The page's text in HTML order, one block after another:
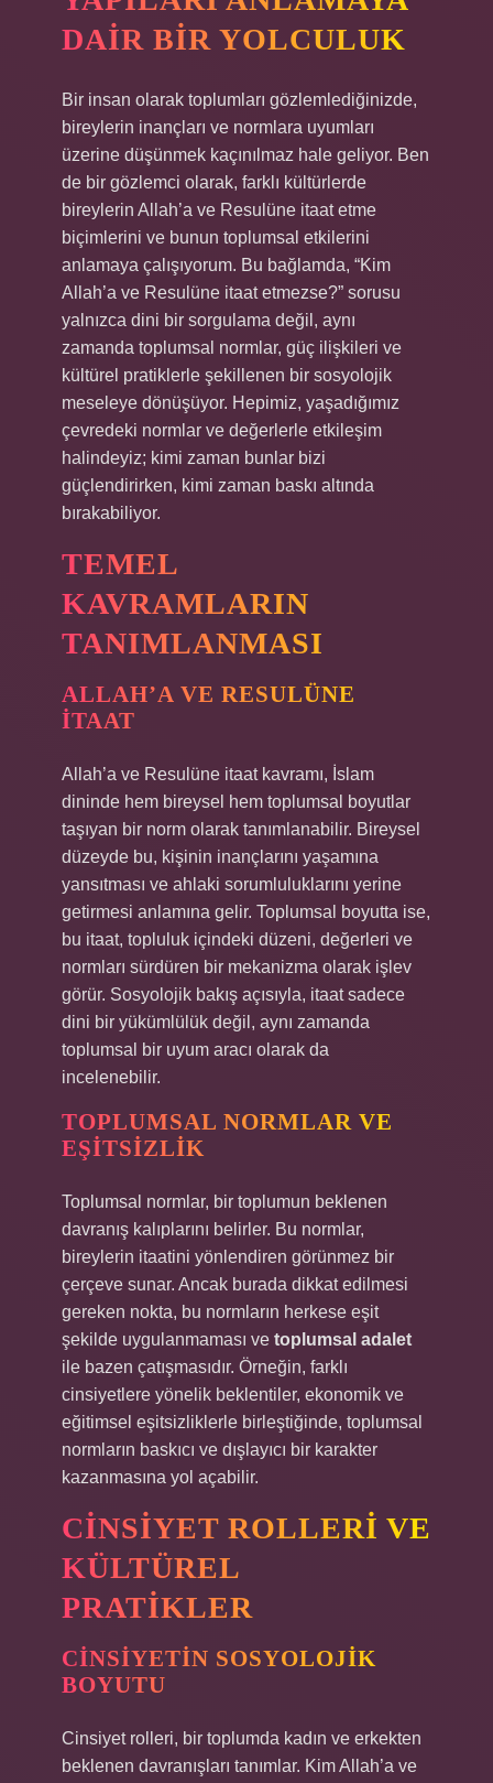
DAIR BIR YOLCULUK
Bir insan olarak toplumları gözlemlediğinizde,
bireylerin inançları ve normlara uyumları
üzerine düşünmek kaçınılmaz hale geliyor. Ben
de bir gözlemci olarak, farklı kültürlerde
bireylerin Allah’a ve Resulüne itaat etme
biçimlerini ve bunun toplumsal etkilerini
anlamaya çalışıyorum. Bu bağlamda, “Kim
Allah’a ve Resulüne itaat etmezse?” sorusu
yalnızca dini bir sorgulama değil, aynı
zamanda toplumsal normlar, güç ilişkileri ve
kültürel pratiklerle şekillenen bir sosyolojik
meseleye dönüşüyor. Hepimiz, yaşadığımız
çevredeki normlar ve değerlerle etkileşim
halindeyiz; kimi zaman bunlar bizi
güçlendirirken, kimi zaman baskı altında
bırakabiliyor.
TEMEL
KAVRAMLARIN
TANIMLANMASI
ALLAH’A VE RESULÜNE
İTAAT
Allah’a ve Resulüne itaat kavramı, İslam
dininde hem bireysel hem toplumsal boyutlar
taşıyan bir norm olarak tanımlanabilir. Bireysel
düzeyde bu, kişinin inançlarını yaşamına
yansıtması ve ahlaki sorumluluklarını yerine
getirmesi anlamına gelir. Toplumsal boyutta ise,
bu itaat, topluluk içindeki düzeni, değerleri ve
normları sürdüren bir mekanizma olarak işlev
görür. Sosyolojik bakış açısıyla, itaat sadece
dini bir yükümlülük değil, aynı zamanda
toplumsal bir uyum aracı olarak da
incelenebilir.
TOPLUMSAL NORMLAR VE
EŞITSIZLIK
Toplumsal normlar, bir toplumun beklenen
davranış kalıplarını belirler. Bu normlar,
bireylerin itaatini yönlendiren görünmez bir
çerçeve sunar. Ancak burada dikkat edilmesi
gereken nokta, bu normların herkese eşit
şekilde uygulanmaması ve toplumsal adalet
ile bazen çatışmasıdır. Örneğin, farklı
cinsiyetlere yönelik beklentiler, ekonomik ve
eğitimsel eşitsizliklerle birleştiğinde, toplumsal
normların baskıcı ve dışlayıcı bir karakter
kazanmasına yol açabilir.
CINSIYET ROLLERI VE
KÜLTÜREL
PRATIKLER
CINSIYETIN SOSYOLOJIK
BOYUTU
Cinsiyet rolleri, bir toplumda kadın ve erkekten
beklenen davranışları tanımlar. Kim Allah’a ve